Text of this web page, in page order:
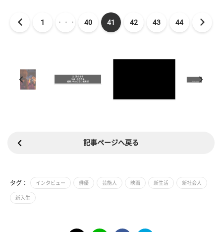
1 ・・・ 40 41 42 43 44
記事ページへ戻る
タグ： インタビュー 俳優 芸能人 映画 新生活 新社会人
新入生